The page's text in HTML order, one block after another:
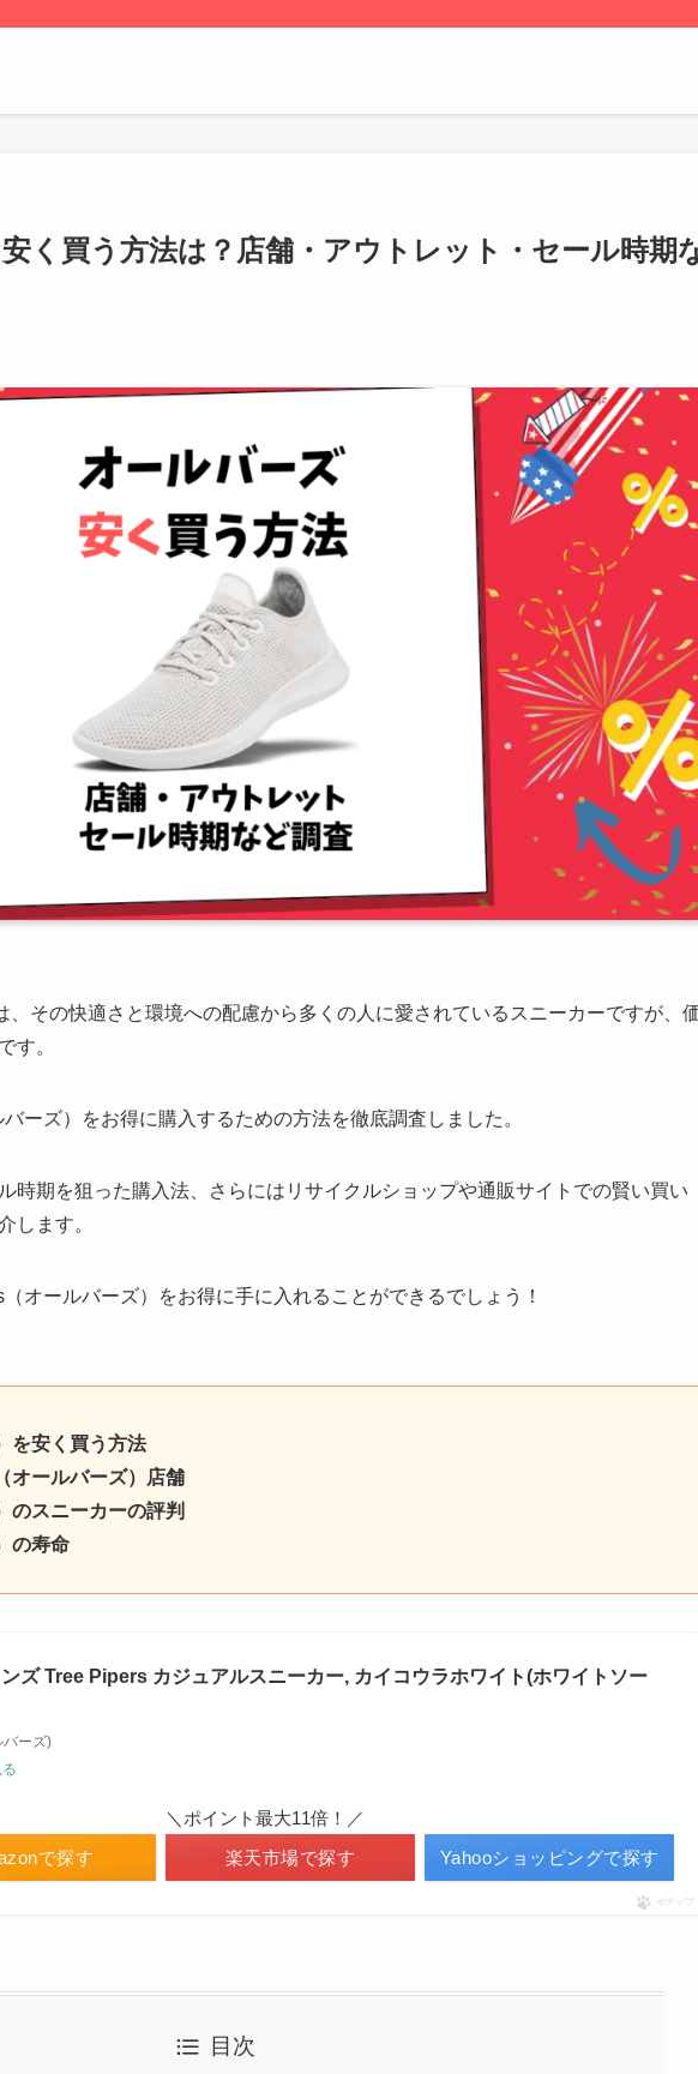
く買う方法は？店舗・アウトレット・セール時期
、その快適さと環境への配慮から多くの人に愛されているスニーカーですが、
す。
ーズ）をお得に購入するための方法を徹底調査しました。
時期を狙った購入法、さらにはリサイクルショップや通販サイトでの賢い買い
します。
オールバーズ）をお得に手に入れることができるでしょう！
を安く買う方法
オールバーズ）店舗
スニーカーの評判
の寿命
ズ Tree Pipers カジュアルスニーカー, カイコウラホワイト(ホワイトソー
ーズ)
で探す
＼ポイント最大11倍！／
楽天市場で探す
Yahooショッピングで探す
ポチップ
目次